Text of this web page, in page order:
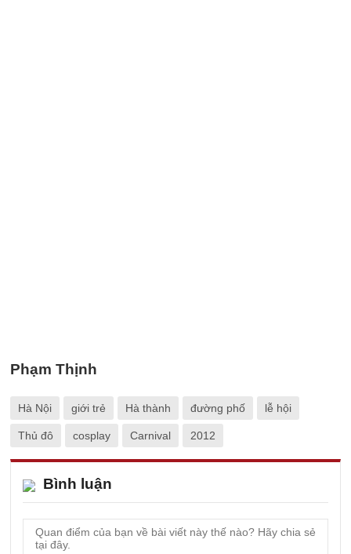
Phạm Thịnh
Hà Nội giới trẻ Hà thành đường phố lễ hội
Thủ đô cosplay Carnival 2012
Bình luận